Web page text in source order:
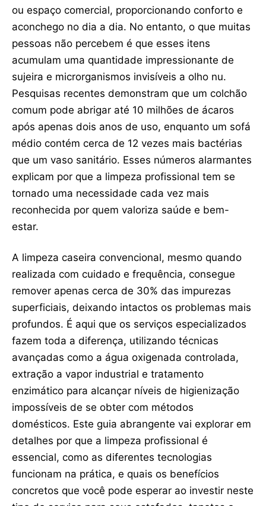
ou espaço comercial, proporcionando conforto e
aconchego no dia a dia. No entanto, o que muitas
pessoas não percebem é que esses itens
acumulam uma quantidade impressionante de
sujeira e microrganismos invisíveis a olho nu.
Pesquisas recentes demonstram que um colchão
comum pode abrigar até 10 milhões de ácaros
após apenas dois anos de uso, enquanto um sofá
médio contém cerca de 12 vezes mais bactérias
que um vaso sanitário. Esses números alarmantes
explicam por que a limpeza profissional tem se
tornado uma necessidade cada vez mais
reconhecida por quem valoriza saúde e bem-
estar.
A limpeza caseira convencional, mesmo quando
realizada com cuidado e frequência, consegue
remover apenas cerca de 30% das impurezas
superficiais, deixando intactos os problemas mais
profundos. É aqui que os serviços especializados
fazem toda a diferença, utilizando técnicas
avançadas como a água oxigenada controlada,
extração a vapor industrial e tratamento
enzimático para alcançar níveis de higienização
impossíveis de se obter com métodos
domésticos. Este guia abrangente vai explorar em
detalhes por que a limpeza profissional é
essencial, como as diferentes tecnologias
funcionam na prática, e quais os benefícios
concretos que você pode esperar ao investir neste